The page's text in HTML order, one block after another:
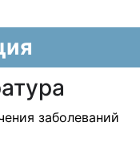
заболеваний